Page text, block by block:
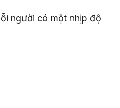
người có một nhịp độ